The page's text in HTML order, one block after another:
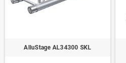
AlluStage AL34300 SKL